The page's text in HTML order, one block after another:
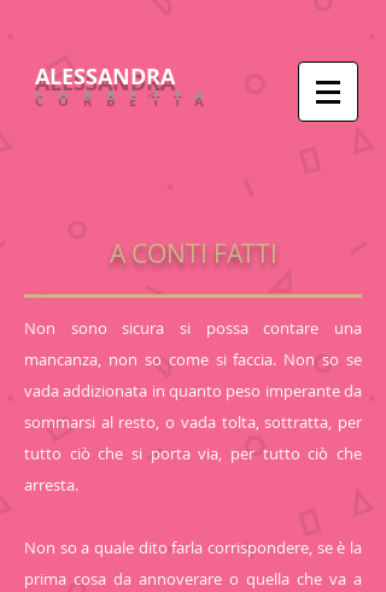
ALESSANDRA
CORBETTA
A CONTI FATTI
Non sono sicura si possa contare una
mancanza, non so come si faccia. Non so se
vada addizionata in quanto peso imperante da
sommarsi al resto, o vada tolta, sottratta, per
tutto ciò che si porta via, per tutto ciò che
arresta.
Non so a quale dito farla corrispondere, se è la
prima cosa da annoverare o quella che va a